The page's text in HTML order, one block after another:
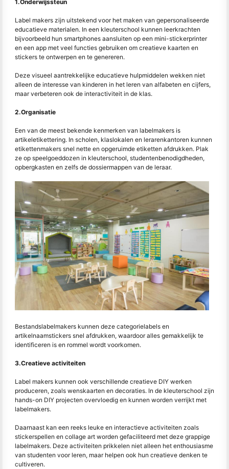
1.Onderwijssteun
Label makers zijn uitstekend voor het maken van gepersonaliseerde
educatieve materialen. In een kleuterschool kunnen leerkrachten
bijvoorbeeld hun smartphones aansluiten op een mini-stickerprinter
en een app met veel functies gebruiken om creatieve kaarten en
stickers te ontwerpen en te genereren.
Deze visueel aantrekkelijke educatieve hulpmiddelen wekken niet
alleen de interesse van kinderen in het leren van alfabeten en cijfers,
maar verbeteren ook de interactiviteit in de klas.
2.Organisatie
Een van de meest bekende kenmerken van labelmakers is
artikeletikettering. In scholen, klaslokalen en lerarenkantoren kunnen
etikettenmakers snel nette en opgeruimde etiketten afdrukken. Plak
ze op speelgoeddozen in kleuterschool, studentenbenodigdheden,
opbergkasten en zelfs de dossiermappen van de leraar.
Bestandslabelmakers kunnen deze categorielabels en
artikelnaamstickers snel afdrukken, waardoor alles gemakkelijk te
identificeren is en rommel wordt voorkomen.
3.Creatieve activiteiten
Label makers kunnen ook verschillende creatieve DIY werken
produceren, zoals wenskaarten en decoraties. In de kleuterschool zijn
hands-on DIY projecten overvloedig en kunnen worden verrijkt met
labelmakers.
Daarnaast kan een reeks leuke en interactieve activiteiten zoals
stickerspellen en collage art worden gefaciliteerd met deze grappige
labelmakers. Deze activiteiten prikkelen niet alleen het enthousiasme
van studenten voor leren, maar helpen ook hun creatieve denken te
cultiveren.